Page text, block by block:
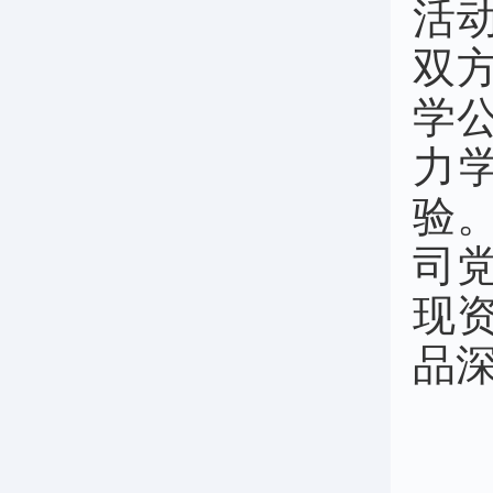
活
双
学
力
验
司
现
品